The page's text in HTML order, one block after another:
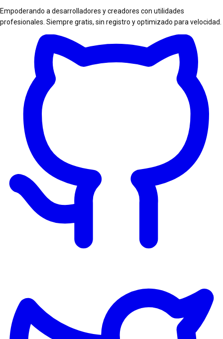
Empoderando a desarrolladores y creadores con utilidades
profesionales. Siempre gratis, sin registro y optimizado para velocidad.